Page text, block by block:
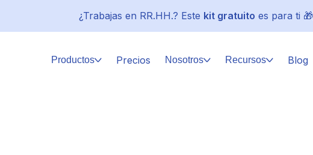
¿Trabajas en RR.HH.? Este kit gratuito es para ti 🎁
Productos Precios Nosotros Recursos Blog